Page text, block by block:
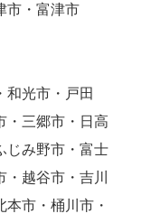
市・富津市
和光市・戸田
・三郷市・日高
じみ野市・富士
越谷市・吉川
市・桶川市・